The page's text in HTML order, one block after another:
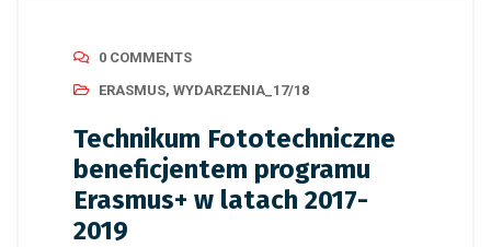
0 COMMENTS
ERASMUS, WYDARZENIA_17/18
Technikum Fototechniczne
beneficjentem programu
Erasmus+ w latach 2017-
2019